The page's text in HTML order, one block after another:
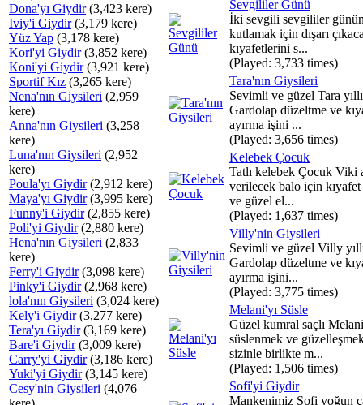
Dona'yı Giydir(3,423 kere)
Iviy'i Giydir(3,179 kere)
Yüz Yap (3,178 kere)
Kori'yi Giydir(3,852 kere)
Koni'yi Giydir(3,921 kere)
Sportif Kız (3,265 kere)
Nena'nın Giysileri (2,959
kere)
Anna'nın Giysileri (3,258
kere)
Luna'nın Giysileri (2,952
kere)
Poula'yı Giydir(2,912 kere)
Maya'yı Giydir(3,995 kere)
Funny'i Giydir(2,855 kere)
Poli'yi Giydir(2,880 kere)
Hena'nın Giysileri (2,833
kere)
Ferry'i Giydir(3,098 kere)
Pinky'i Giydir(2,968 kere)
lola'nın Giysileri (3,024 kere)
Kely'i Giydir(3,277 kere)
Tera'yı Giydir(3,169 kere)
Bare'i Giydir(3,009 kere)
Carry'yi Giydir(3,186 kere)
Yuki'yi Giydir(3,145 kere)
Cesy'nin Giysileri (4,076
Sevgililer Günü
İki sevgili sevgililer
kutlamak için dışarı
kıyafetlerini s...
(Played: 3,733 times)
Tara'nın Giysileri
Sevimli ve güzel Tara
Gardolap düzeltme ve
ayırma işini ...
(Played: 3,656 times)
Kelebek Çocuk
Tatlı kelebek Çocuk Viki
verilecek balo için kıyafet
ve güzel el...
(Played: 1,637 times)
Villy'nin Giysileri
Sevimli ve güzel Villy
Gardolap düzeltme ve
ayırma işini...
(Played: 3,775 times)
Melani'yı Süsle
Güzel kumral saçlı
süslenmek ve
sizinle birlikte m...
(Played: 1,506 times)
Sofi'yi Giydir
Mankenimiz Sofi yoğun